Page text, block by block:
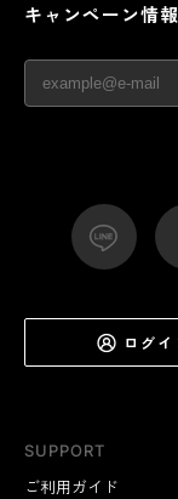
SUPPORT
ご利用ガイド
キャンペーン情
ログイ